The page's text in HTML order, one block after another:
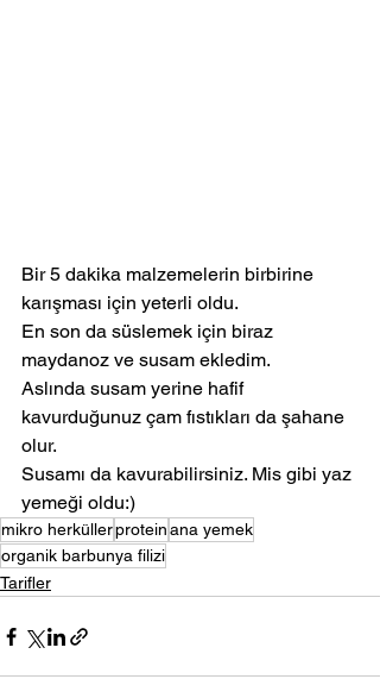
Bir 5 dakika malzemelerin birbirine
karışması için yeterli oldu.
En son da süslemek için biraz
maydanoz ve susam ekledim.
Aslında susam yerine hafif
kavurduğunuz çam fıstıkları da şahane
olur.
Susamı da kavurabilirsiniz. Mis gibi yaz
yemeği oldu:)
mikro herküllerproteinana yemek
organik barbunya filizi
Tarifler